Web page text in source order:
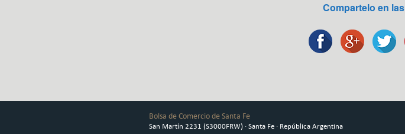
Compartelo en
Bolsa de Comercio de Santa Fe
San Martín 2231 (S3000FRW) · Santa Fe · República Argentina